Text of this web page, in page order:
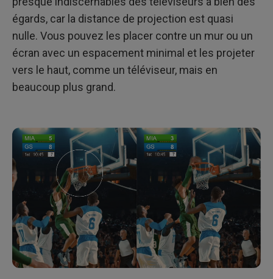
égards, car la distance de projection est quasi
nulle. Vous pouvez les placer contre un mur ou un
écran avec un espacement minimal et les projeter
vers le haut, comme un téléviseur, mais en
beaucoup plus grand.